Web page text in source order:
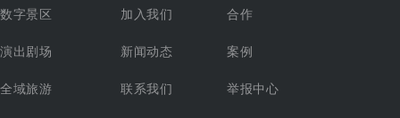
数字景区
演出剧场
全域旅游
加入我们
新闻动态
联系我们
合作
案例
举报中心